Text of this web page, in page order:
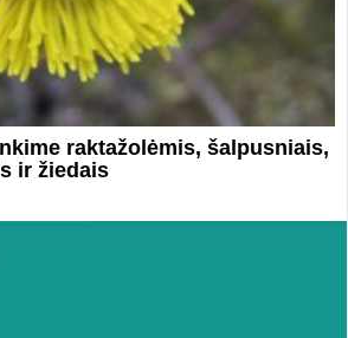
raktažolėmis, šalpusniais,
ir žiedais